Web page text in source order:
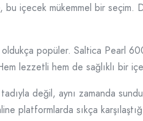
içecek mükemmel bir seçim.
oldukça popüler. Saltica Pearl
lezzetli hem de sağlıklı bir
değil, aynı zamanda
platformlarda sıkça